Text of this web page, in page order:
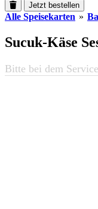
Jetzt bestellen
Alle Speisekarten »
Sucuk-Käse
Bitte bei dem